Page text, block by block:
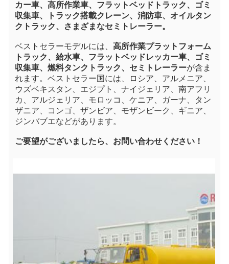
カー車、高所作業車、フラットベッドトラック、ゴミ
収集車、トラック搭載クレーン、消防車、オイルタン
クトラック、さまざまなセミトレーラー。
ベストセラーモデルには、 高所作業プラットフォーム
トラック、給水車、フラットベッドレッカー車、ゴミ
収集車、燃料タンクトラック、セミトレーラーが含ま
れます。ベストセラー国には、ロシア、アルメニア、
ウズベキスタン、エジプト、ナイジェリア、南アフリ
カ、アルジェリア、モロッコ、ケニア、ガーナ、タン
ザニア、コンゴ、ザンビア、モザンビーク、ギニア、
ジンバブエなどがあります。
ご要望がございましたら、お問い合わせください！